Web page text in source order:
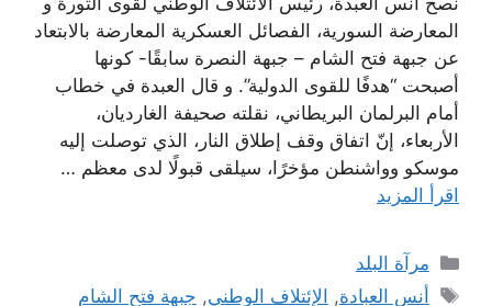
المعارضة السورية، الفصائل العسكرية المعارضة بالابتعاد
عن جبهة فتح الشام – جبهة النصرة سابقًا- كونها
أصبحت “هدفًا للقوى الدولية”. و قال العبدة في خطاب
أمام البرلمان البريطاني، نقلته صحيفة الغارديان،
الأربعاء، إنّ اتفاق وقف إطلاق النار، الذي توصلت إليه
موسكو وواشنطن مؤخرًا، سيلقى قبولًا لدى معظم …
اقرأ المزيد
التصنيفات
مرآة البلد
الوسوم
أنس العبادة, الإئتلاف الوطني, جبهة فتح الشام